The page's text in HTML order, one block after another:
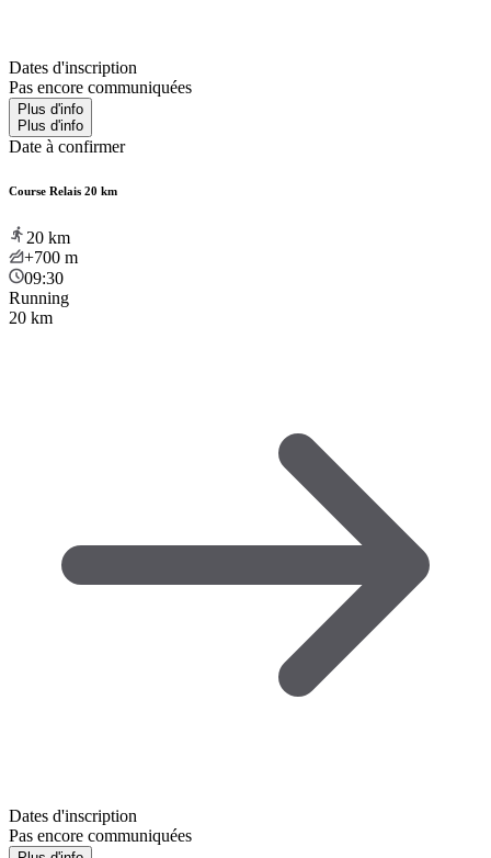
Dates d'inscription
Pas encore communiquées
Plus d'info
Plus d'info
Date à confirmer
Course Relais 20 km
20 km
+700 m
09:30
Running
20 km
Dates d'inscription
Pas encore communiquées